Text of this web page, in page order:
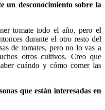
un desconocimiento sobre la
tomate todo el año, pero el
durante el otro resto del
de tomates, pero no lo vas a
otros cultivos. Creo que
cuándo y cómo comer las
que están interesadas en